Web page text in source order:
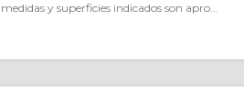
medidas y superficies indicados son apro…